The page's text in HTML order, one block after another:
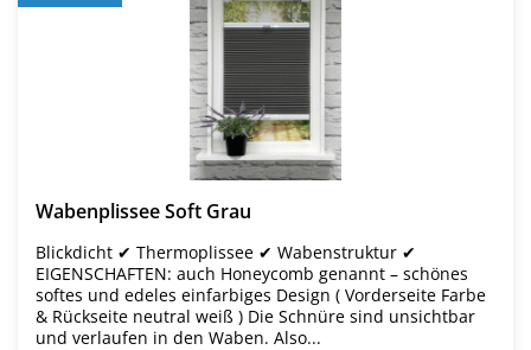
Wabenplissee Soft Grau
Blickdicht ✔ Thermoplissee ✔ Wabenstruktur ✔
EIGENSCHAFTEN: auch Honeycomb genannt – schönes
softes und edeles einfarbiges Design ( Vorderseite Farbe
& Rückseite neutral weiß ) Die Schnüre sind unsichtbar
und verlaufen in den Waben. Also...